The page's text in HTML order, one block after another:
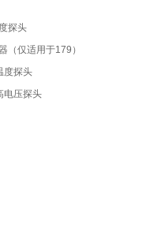
探头
（仅适用于179）
度探头
电压探头